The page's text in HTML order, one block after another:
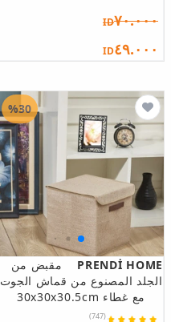
ID٧٠.٠٠٠
ID٤٩.٠٠٠
PRENDİ HOME
مقبض من
الجلد المصنوع من قماش الجوت
مع غطاء 30x30x30.5cm
(747)
%30